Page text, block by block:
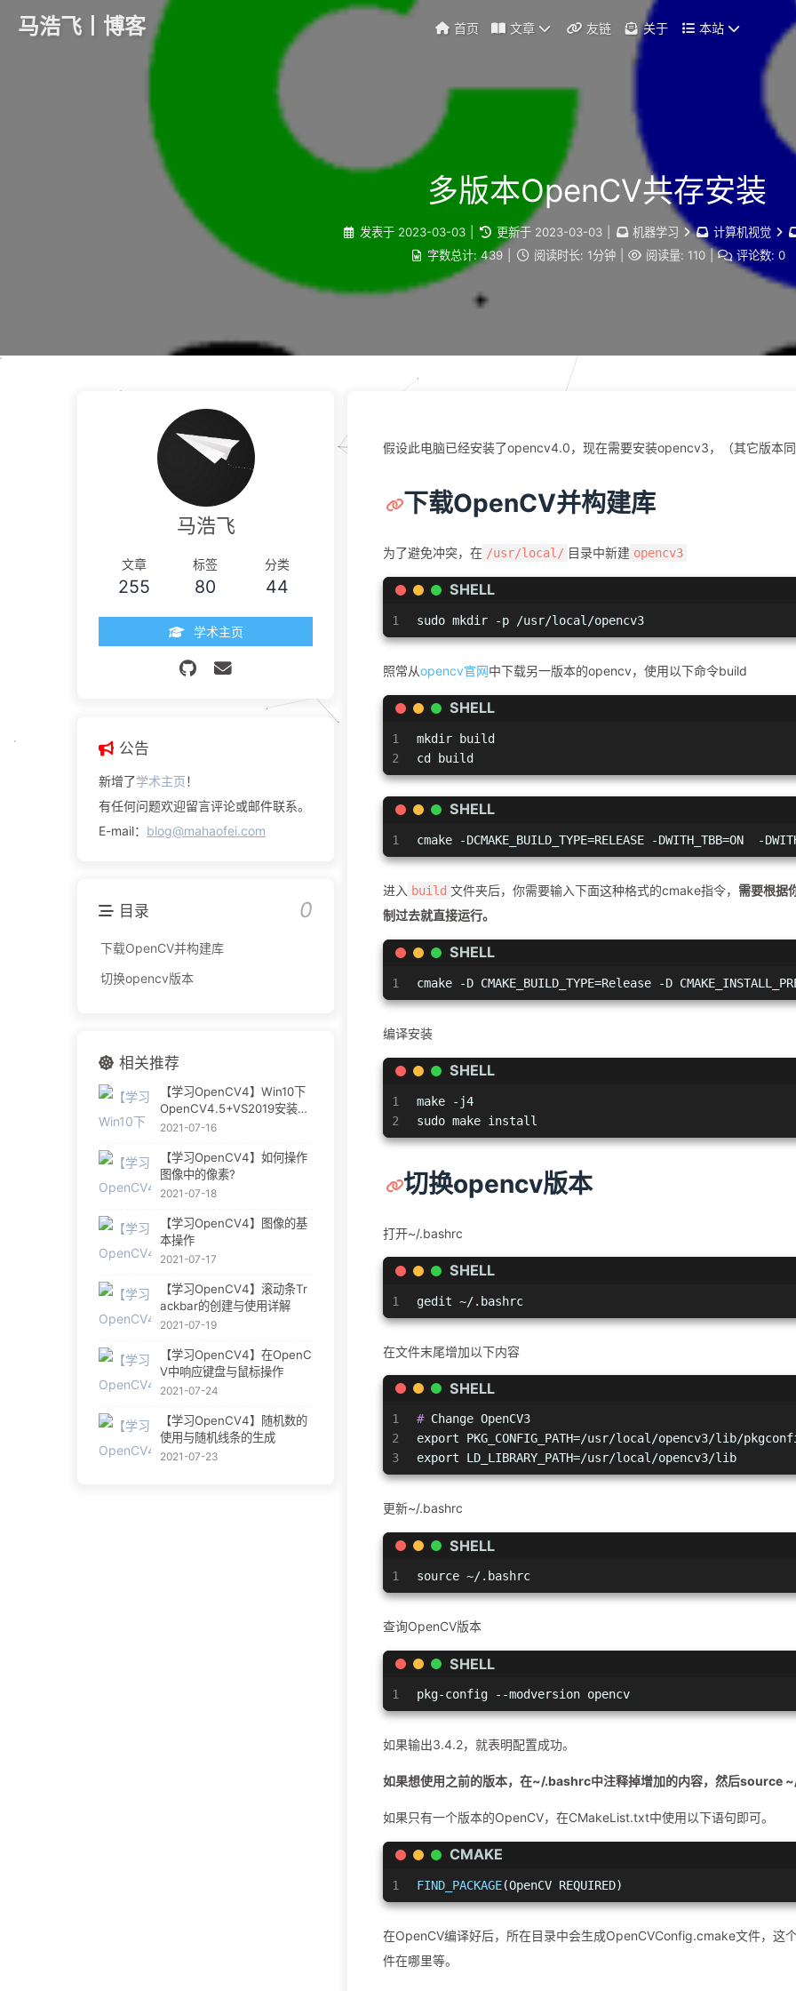
马浩飞丨博客 首页 文章 友链 关于 本站
多版本OpenCV共存安装
发表于 2023-03-03 更新于 2023-03-03 机器学习
计算机视觉
字数总计: 439 阅读时长: 1分钟 阅读量: 110 评论数: 0
假设此电脑已经安装了opencv4.0，现在需要安装opencv3，（其它版本
下载OpenCV并构建库
为了避免冲突，在 /usr/local/ 目录中新建 opencv3
SHELL
1 sudo mkdir -p /usr/local/opencv3
照常从opencv官网中下载另一版本的opencv，使用以下命令build
SHELL
1
2
mkdir build
cd build
SHELL
1 cmake -DCMAKE_BUILD_TYPE=RELEASE -DWITH_TBB=ON
进入 build 文件夹后，你需要输入下面这种格式的cmake指令， 需要根据
制过去就直接运行。
SHELL
1 cmake -D CMAKE_BUILD_TYPE=Release -D
编译安装
SHELL
1
2
make -j4
sudo make install
切换opencv版本
打开~/.bashrc
SHELL
1 gedit ~/.bashrc
在文件末尾增加以下内容
SHELL
1
2
3
# Change OpenCV3
export PKG_CONFIG_PATH=/usr/local/opencv3/lib/
export LD_LIBRARY_PATH=/usr/local/opencv3/lib
更新~/.bashrc
SHELL
1 source ~/.bashrc
查询OpenCV版本
SHELL
1 pkg-config --modversion opencv
如果输出3.4.2，就表明配置成功。
如果想使用之前的版本，在~/.bashrc中注释掉增加的内容，然后source
如果只有一个版本的OpenCV，在CMakeList.txt中使用以下语句即可。
CMAKE
1 FIND_PACKAGE(OpenCV REQUIRED)
在OpenCV编译好后，所在目录中会生成OpenCVConfig.cmake文件，这
件在哪里等。
马浩飞
文章
255
标签
80
分类
44
学术主页
公告
新增了学术主页！
有任何问题欢迎留言评论或邮件联系。
E-mail： blog@mahaofei.com
目录 0
下载OpenCV并构建库
切换opencv版本
相关推荐
【学习OpenCV4】Win10下
OpenCV4.5+VS2019安装与
环境搭建（详细过程）
2021-07-16
【学习OpenCV4】如何操作
图像中的像素?
2021-07-18
【学习OpenCV4】图像的基
本操作
2021-07-17
【学习OpenCV4】滚动条Tr
ackbar的创建与使用详解
2021-07-19
【学习OpenCV4】在OpenC
V中响应键盘与鼠标操作
2021-07-24
【学习OpenCV4】随机数的
使用与随机线条的生成
2021-07-23